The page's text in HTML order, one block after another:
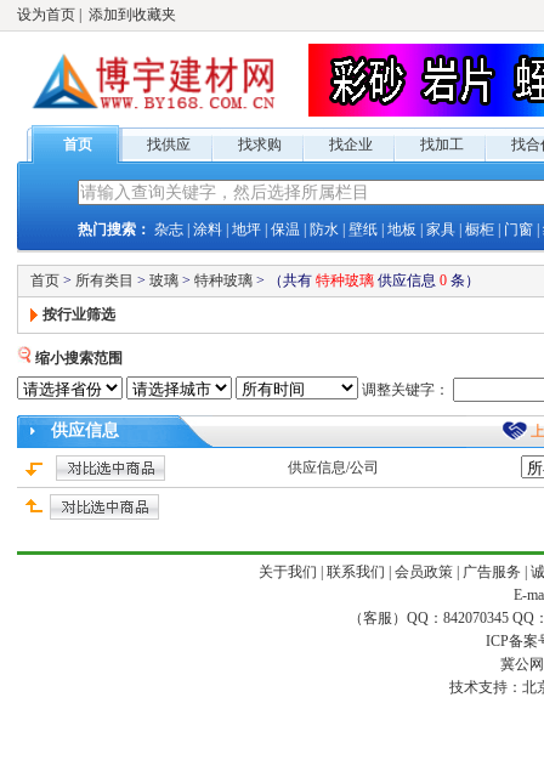
设为首页 添加到收藏夹
首页 找供应 找求购 找企业 找加工 找合
热门搜索： 杂志 涂料 地坪 保温 防水 壁纸 地板 家具 橱柜 门窗
首页 > 所有类目 > 玻璃 > 特种玻璃 > （共有 特种玻璃 供应信息 0 条）
按行业筛选
缩小搜索范围
调整关键字：
供应信息
供应信息/公司
关于我们 联系我们 会员政策| 广告服务
E-
（客服）QQ：842070345 QQ
ICP备案
冀公
技术支持： 北